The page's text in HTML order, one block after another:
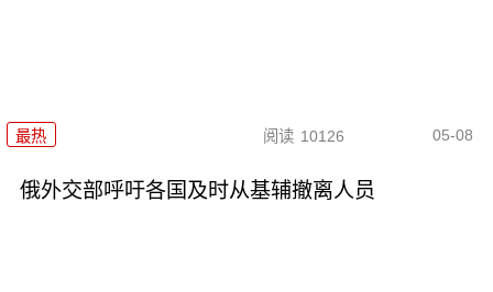
最热 阅读 10126 05-08
俄外交部呼吁各国及时从基辅撤离人员